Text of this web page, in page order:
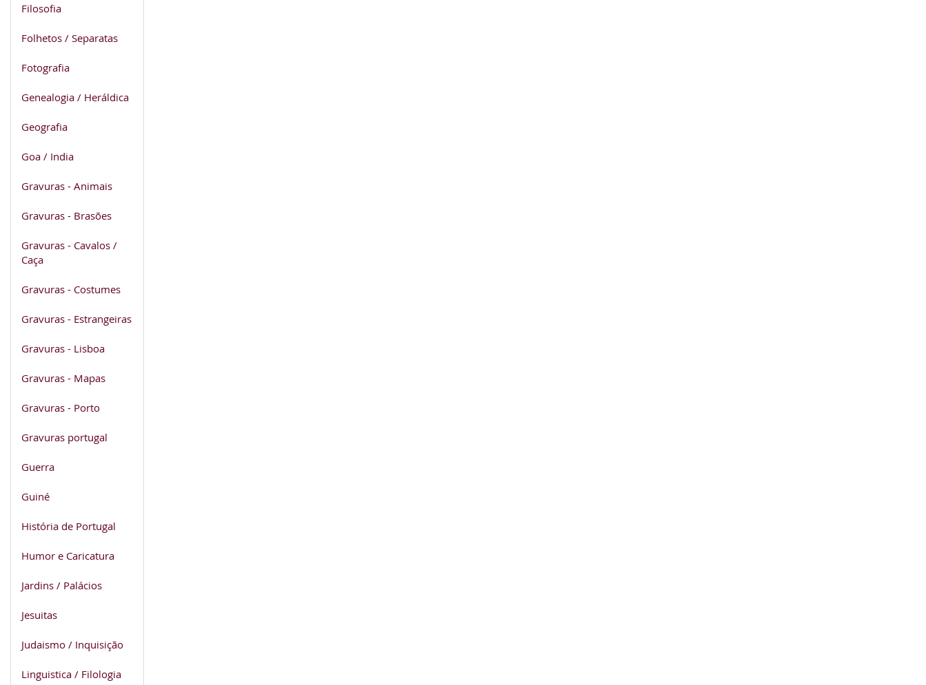
Filosofia
Folhetos / Separatas
Fotografia
Genealogia / Heráldica
Geografia
Goa / India
Gravuras - Animais
Gravuras - Brasões
Gravuras - Cavalos /
Caça
Gravuras - Costumes
Gravuras - Estrangeiras
Gravuras - Lisboa
Gravuras - Mapas
Gravuras - Porto
Gravuras portugal
Guerra
Guiné
História de Portugal
Humor e Caricatura
Jardins / Palácios
Jesuitas
Judaismo / Inquisição
Linguistica / Filologia